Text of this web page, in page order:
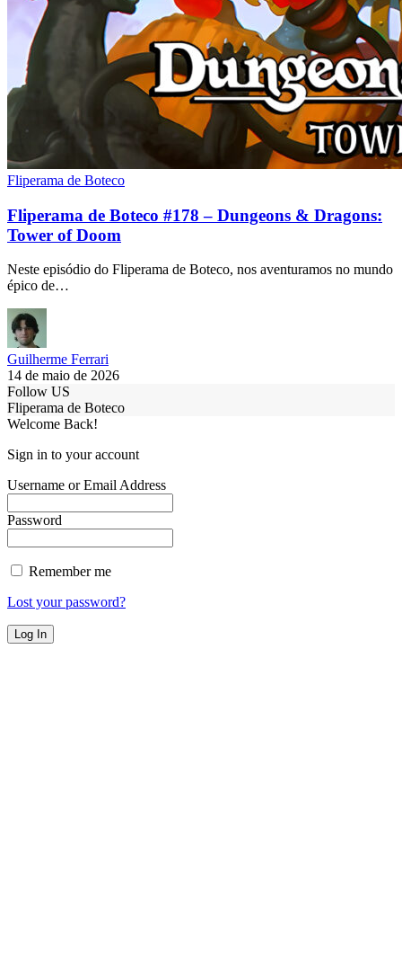
Fliperama de Boteco
Fliperama de Boteco #178 – Dungeons & Dragons:
Tower of Doom
Neste episódio do Fliperama de Boteco, nos aventuramos no mundo
épico de…
Guilherme Ferrari
14 de maio de 2026
Follow US
Fliperama de Boteco
Welcome Back!
Sign in to your account
Username or Email Address
Password
Remember me
Lost your password?